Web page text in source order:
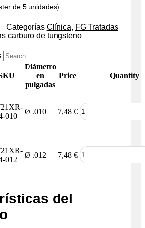
de 5 unidades)
Categorías Clínica, FG Tratadas
carburo de tungsteno
Diámetro
en
pulgadas
Price Quantity
010
Ø .010 7,48 €
012
Ø .012 7,48 €
del